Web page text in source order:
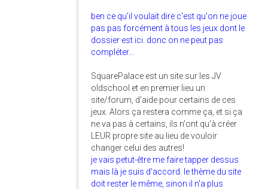
ben ce qu'il voulait dire c'est qu'on ne joue
pas pas forcément à tous les jeux dont le
dossier est ici. donc on ne peut pas
compléter...
SquarePalace est un site sur les JV
oldschool et en premier lieu un
site/forum, d'aide pour certains de ces
jeux. Alors ça restera comme ça, et si ça
ne va pas à certains, ils n'ont qu'à créer
LEUR propre site au lieu de vouloir
changer celui des autres!
je vais petut-être me faire tapper dessus
mais là je suis d'accord. le thème du site
doit rester le même, sinon il n'a plus